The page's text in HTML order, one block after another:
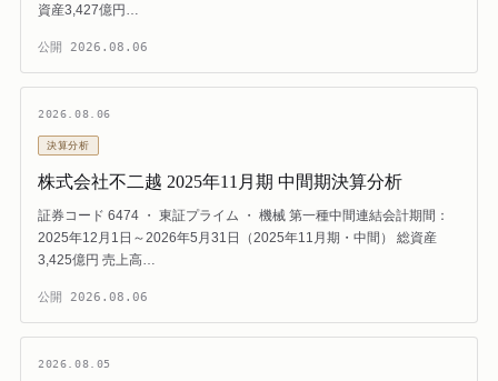
資産3,427億円…
公開 2026.08.06
2026.08.06
決算分析
株式会社不二越 2025年11月期 中間期決算分析
証券コード 6474 ・ 東証プライム ・ 機械 第一種中間連結会計期間：
2025年12月1日～2026年5月31日（2025年11月期・中間） 総資産
3,425億円 売上高…
公開 2026.08.06
2026.08.05